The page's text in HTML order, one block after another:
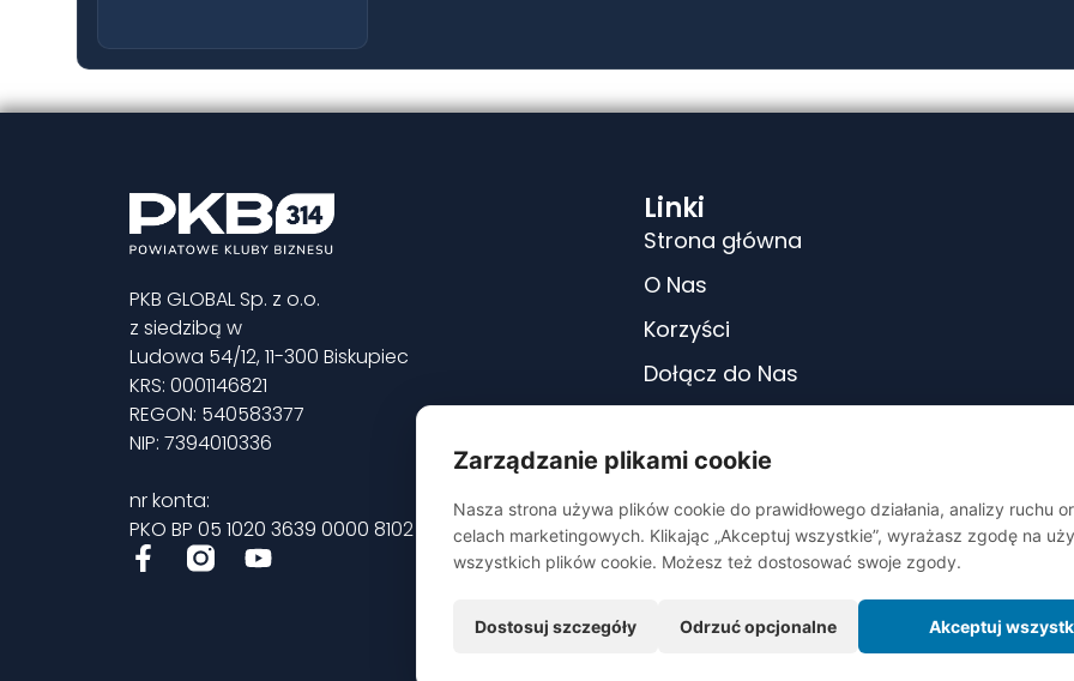
PKB GLOBAL Sp. z o.o.
z siedzibą w
Ludowa 54/12, 11-300 Biskupiec
KRS: 0001146821
REGON: 540583377
NIP: 7394010336
nr konta:
PKO BP 05 1020 3639 0000 8102 0245 0864
Linki
Strona główna
O Nas
Korzyści
Dołącz do Nas
Regulamin
Polityka prywatności
Zaloguj się
Zarządzanie plikami cookie
Nasza strona używa plików cookie do prawidłowego działania, analizy ruchu
celach marketingowych. Klikając „Akceptuj wszystkie”, wyrażasz zgodę na
wszystkich plików cookie. Możesz też dostosować swoje zgody.
Dostosuj szczegóły Odrzuć opcjonalne Akceptuj